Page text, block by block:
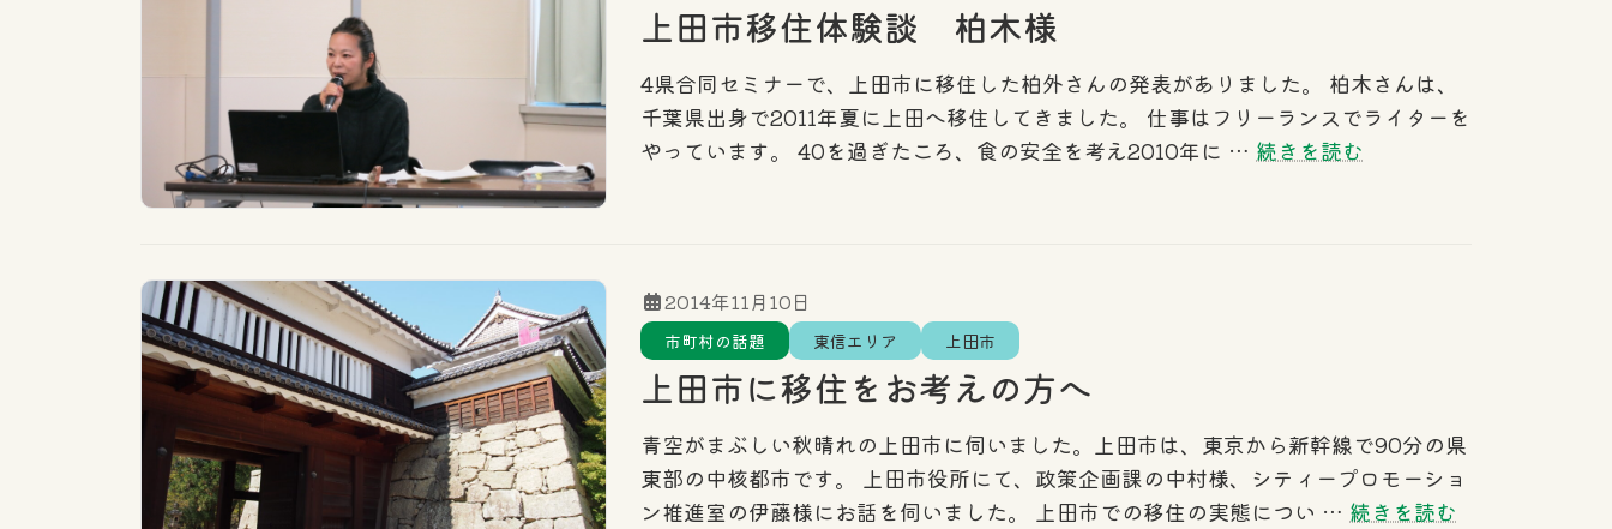
上田市移住体験談 柏木様
4県合同セミナーで、上田市に移住した柏外さんの発表がありました。 柏木さんは、
千葉県出身で2011年夏に上田へ移住してきました。 仕事はフリーランスでライターを
やっています。 40を過ぎたころ、食の安全を考え2010年に … 続きを読む
市町村の話題 東信エリア 上田市
上田市に移住をお考えの方へ
2014年11月10日
青空がまぶしい秋晴れの上田市に伺いました。上田市は、東京から新幹線で90分の県
東部の中核都市です。 上田市役所にて、政策企画課の中村様、シティープロモーショ
ン推進室の伊藤様にお話を伺いました。 上田市での移住の実態につい … 続きを読む